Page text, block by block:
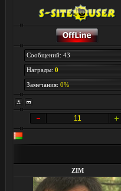
Сообщений: 43
Награды: 0
Замечания: 0%
11
ZIM